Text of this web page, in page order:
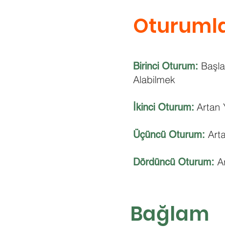
Birinci Oturum:
Alabilmek ​
İkinci Oturum: Artan
Üçüncü Oturum:
Dördüncü Oturum:
Bağlam